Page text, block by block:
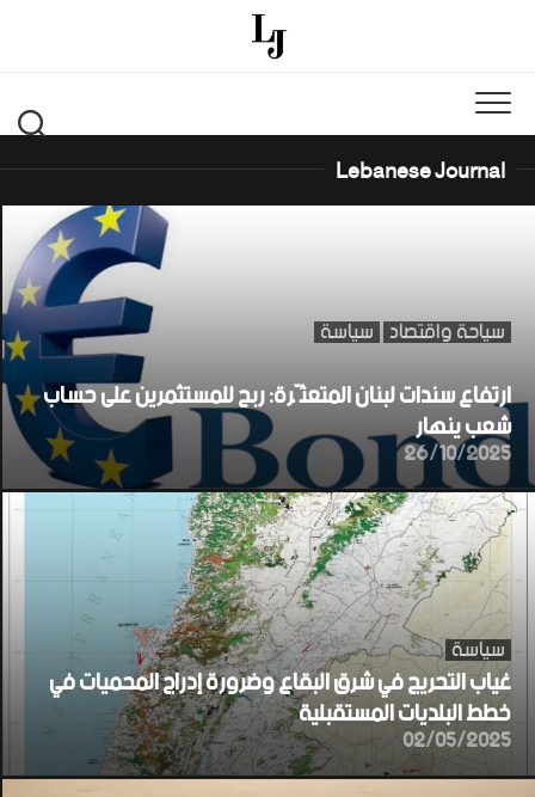
Lebanese Journal
سياحة واقتصاد سياسة
ارتفاع سندات لبنان المتعثّرة: ربح للمستثمرين على حساب
شعب ينهار
26/10/2025
سياسة
غياب التحريج في شرق البقاع وضرورة إدراج المحميات في
خطط البلديات المستقبلية
02/05/2025